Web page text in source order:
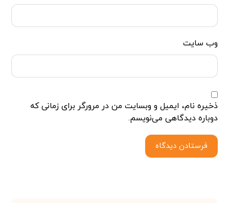
وب‌ سایت
ذخیره نام، ایمیل و وبسایت من در مرورگر برای زمانی که
دوباره دیدگاهی می‌نویسم.
فرستادن دیدگاه